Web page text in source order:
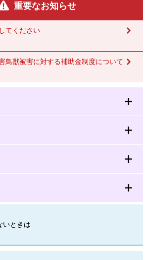
重要なお知らせ
てください
鳥獣被害に対する補助金制度について
いときは